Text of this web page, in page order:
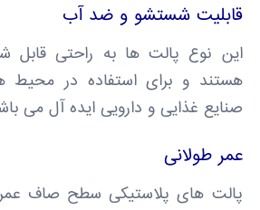
قابلیت شستشو و ضد آب
این نوع پالت ها به راحتی
هستند و برای استفاده در محیط
صنایع غذایی و دارویی ایده آل می
عمر طولانی
پالت های پلاستیکی سطح صاف عمر